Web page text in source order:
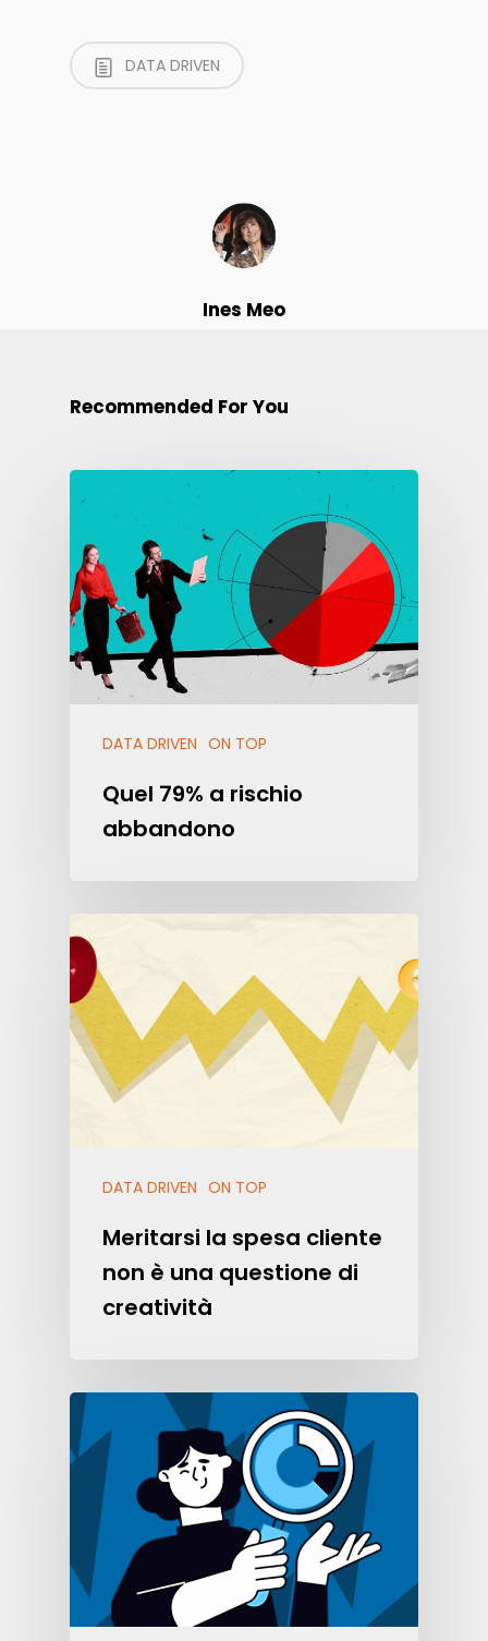
DATA DRIVEN
Ines Meo
Recommended For You
DATA DRIVEN ON TOP
Quel 79% a rischio
abbandono
DATA DRIVEN ON TOP
Meritarsi la spesa cliente
non è una questione di
creatività